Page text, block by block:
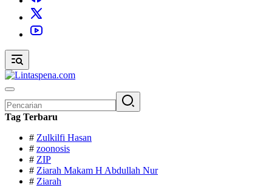
untuk:
Tag Terbaru
# Zulkilfi Hasan
# zoonosis
# ZIP
# Ziarah Makam H Abdullah Nur
# Ziarah